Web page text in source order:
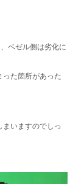
ベゼル側は劣化に
った箇所があった
まいますのでしっ